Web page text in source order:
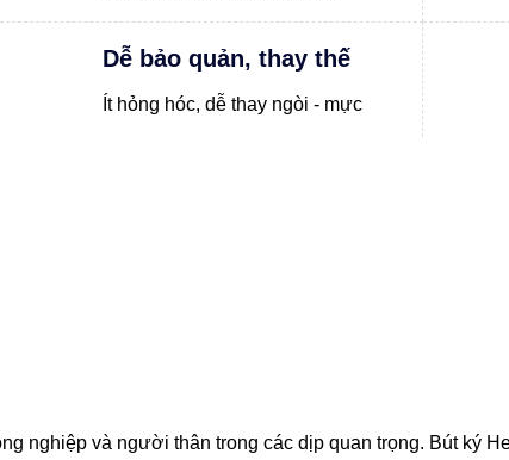
Dễ bảo quản, thay thế
Ít hỏng hóc, dễ thay ngòi - mực
nghiệp và người thân trong các dịp quan trọng. Bút ký